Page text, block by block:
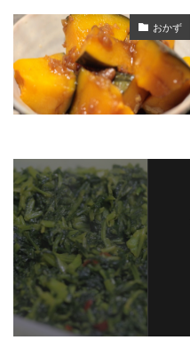
おかず